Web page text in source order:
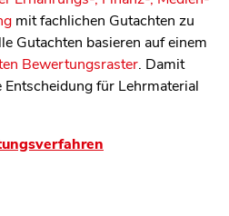
mit fachlichen Gutachten zu
Gutachten basieren auf einem
Bewertungsraster. Damit
für Lehrmaterial